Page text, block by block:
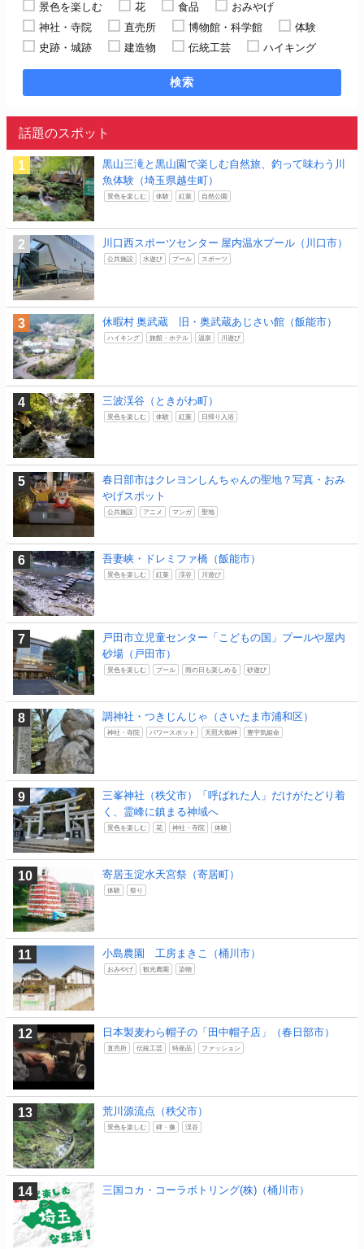
景色を楽しむ 花 食品
おみやげ
神社・寺院
直売所 博物館・科学館
体験
史跡・城跡
建造物 伝統工芸 ハイキング
検索
話題のスポット
黒山三滝と黒山園で楽しむ自然旅、釣って味わう川
魚体験（埼玉県越生町）
景色を楽しむ 体験 紅葉 自然公園
川口西スポーツセンター 屋内温水プール（川口市）
公共施設 水遊び プール スポーツ
休暇村 奥武蔵 旧・奥武蔵あじさい館（飯能市）
ハイキング 旅館・ホテル 温泉 川遊び
三波渓谷（ときがわ町）
景色を楽しむ 体験 紅葉 日帰り入浴
春日部市はクレヨンしんちゃんの聖地？写真・おみ
やげスポット
公共施設 アニメ マンガ 聖地
吾妻峡・ドレミファ橋（飯能市）
景色を楽しむ 紅葉 渓谷 川遊び
戸田市立児童センター「こどもの国」プールや屋内
砂場（戸田市）
景色を楽しむ プール 雨の日も楽しめる 砂遊び
調神社・つきじんじゃ（さいたま市浦和区）
神社・寺院 パワースポット 天照大御神 豊宇気姫命
三峯神社（秩父市）「呼ばれた人」だけがたどり着
く、霊峰に鎮まる神域へ
景色を楽しむ 花 神社・寺院 体験
寄居玉淀水天宮祭（寄居町）
体験 祭り
小島農園 工房まきこ（桶川市）
おみやげ 観光農園 染物
日本製麦わら帽子の「田中帽子店」（春日部市）
直売所 伝統工芸 特産品 ファッション
荒川源流点（秩父市）
景色を楽しむ 碑・像 渓谷
三国コカ・コーラボトリング(株)（桶川市）